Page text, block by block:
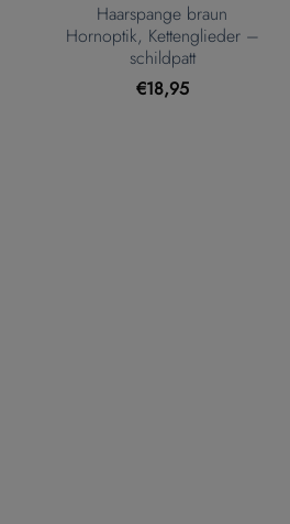
Haarspange braun
Hornoptik, Kettenglieder –
schildpatt
€18,95